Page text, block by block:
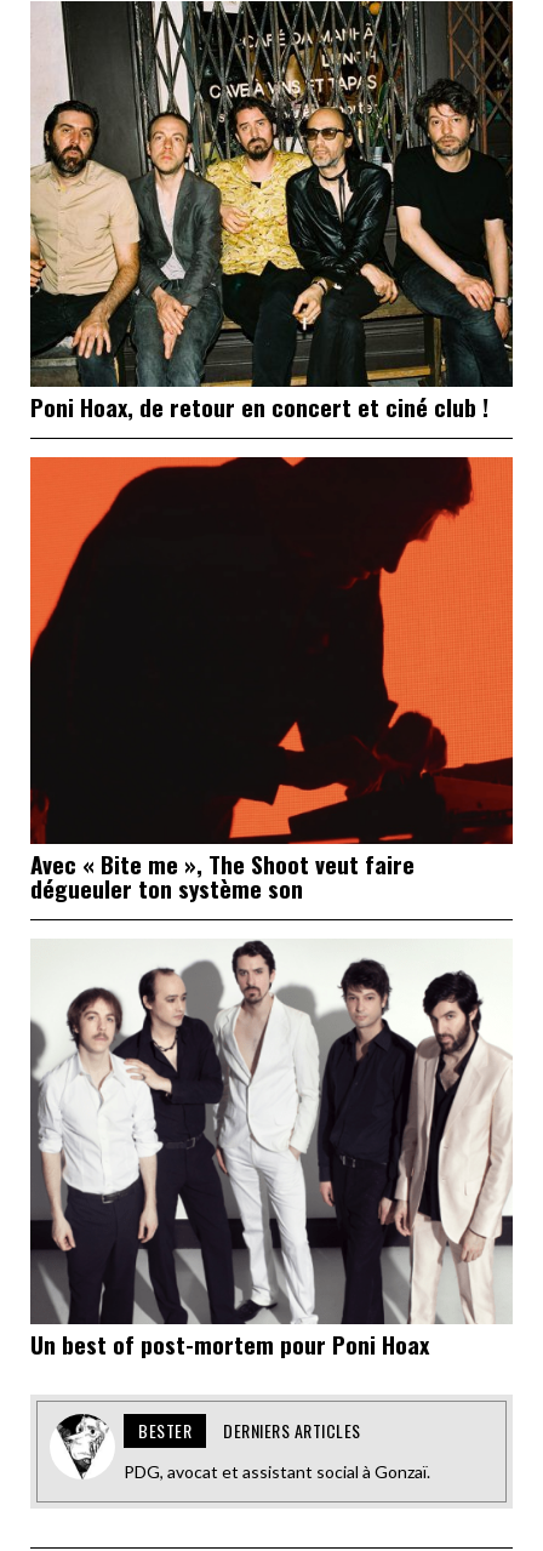
Poni Hoax, de retour en concert et ciné club !
Avec « Bite me », The Shoot veut faire
dégueuler ton système son
Un best of post-mortem pour Poni Hoax
BESTER DERNIERS ARTICLES
PDG, avocat et assistant social à Gonzaï.